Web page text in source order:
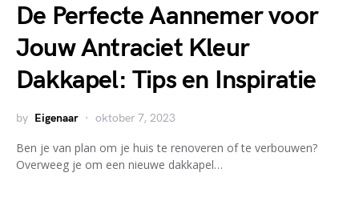
De Perfecte Aannemer voor
Jouw Antraciet Kleur
Dakkapel: Tips en Inspiratie
by Eigenaar oktober 7, 2023
Ben je van plan om je huis te renoveren of te verbouwen?
Overweeg je om een nieuwe dakkapel…